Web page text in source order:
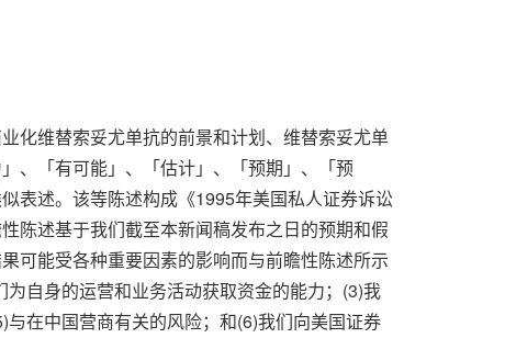
化维替索妥尤单抗的前景和计划、维替索妥尤单
、「有可能」、「估计」、「预期」、「预
表述。该等陈述构成《1995年美国私人证券诉讼
陈述基于我们截至本新闻稿发布之日的预期和假
可能受各种重要因素的影响而与前瞻性陈述所示
自身的运营和业务活动获取资金的能力；(3)我
在中国营商有关的风险；和(6)我们向美国证券